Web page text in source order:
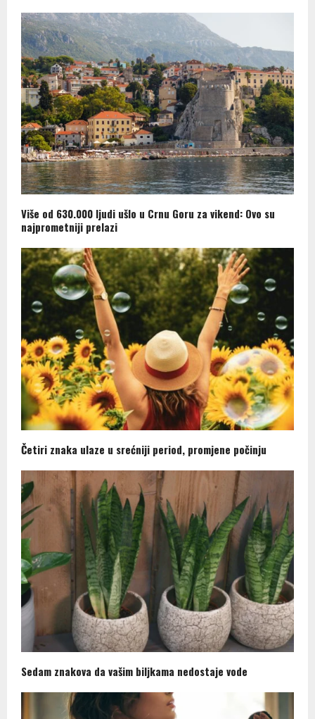
Više od 630.000 ljudi ušlo u Crnu Goru za vikend: Ovo su
najprometniji prelazi
Četiri znaka ulaze u srećniji period, promjene počinju
Sedam znakova da vašim biljkama nedostaje vode